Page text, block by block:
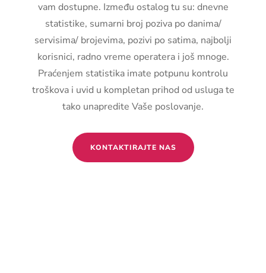
vam dostupne. Između ostalog tu su: dnevne
statistike, sumarni broj poziva po danima/
servisima/ brojevima, pozivi po satima, najbolji
korisnici, radno vreme operatera i još mnoge.
Praćenjem statistika imate potpunu kontrolu
troškova i uvid u kompletan prihod od usluga te
tako unapredite Vaše poslovanje.
KONTAKTIRAJTE NAS